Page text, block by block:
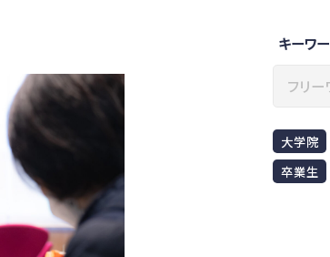
キーワ
大学院
卒業生